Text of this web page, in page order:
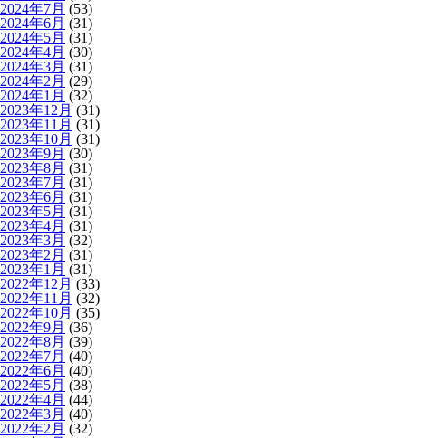
2024年7月 (53)
2024年6月 (31)
2024年5月 (31)
2024年4月 (30)
2024年3月 (31)
2024年2月 (29)
2024年1月 (32)
2023年12月 (31)
2023年11月 (31)
2023年10月 (31)
2023年9月 (30)
2023年8月 (31)
2023年7月 (31)
2023年6月 (31)
2023年5月 (31)
2023年4月 (31)
2023年3月 (32)
2023年2月 (31)
2023年1月 (31)
2022年12月 (33)
2022年11月 (32)
2022年10月 (35)
2022年9月 (36)
2022年8月 (39)
2022年7月 (40)
2022年6月 (40)
2022年5月 (38)
2022年4月 (44)
2022年3月 (40)
2022年2月 (32)